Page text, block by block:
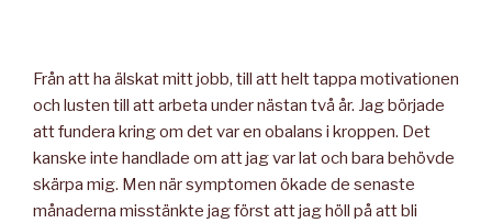
Från att ha älskat mitt jobb, till att helt tappa motivationen
och lusten till att arbeta under nästan två år. Jag började
att fundera kring om det var en obalans i kroppen. Det
kanske inte handlade om att jag var lat och bara behövde
skärpa mig. Men när symptomen ökade de senaste
månaderna misstänkte jag först att jag höll på att bli